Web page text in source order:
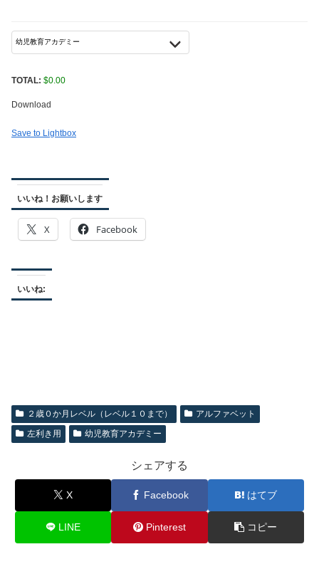
TOTAL: $0.00
Download
Save to Lightbox
いいね！お願いします
X Facebook
いいね:
２歳０か月レベル（レベル１０まで）
アルファベット
左利き用
幼児教育アカデミー
シェアする
X Facebook はてブ
LINE Pinterest コピー